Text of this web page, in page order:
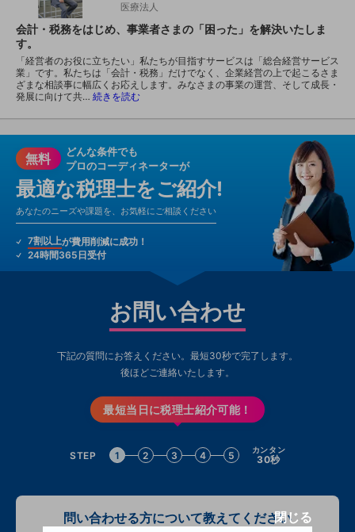
医療法人
会計・税務をはじめ、事業者さまの「困った」を解決いたしま
す。
「経営者のお役に立ちたい」私たちが目指すサービスは「総合経営サービス
業」です。私たちは「会計・税務」だけでなく、企業経営の上で起こるさま
ざまな相談事に幅広くお応えします。みなさまの事業の運営、そして成長・
発展に向けて共… 続きを読む
無料
どんな条件でも
プロのコーディネーターが
最適な税理士をご紹介!
あなたのニーズや課題を、お気軽にご相談ください
7割以上が費用削減に成功！
24時間365日受付
お問い合わせ
下記の質問にお答えください。最短30秒で完了します。
後ほどご連絡いたします。
最短当日に税理士紹介可能！
STEP 1 2 3 4 5 カンタン
30秒
問い合わせる方について教えてください閉じる